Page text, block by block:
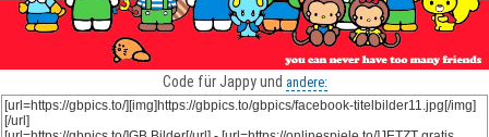
Code für Jappy und andere: